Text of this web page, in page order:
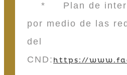
* Plan de
por medio de las
del
CND: https://